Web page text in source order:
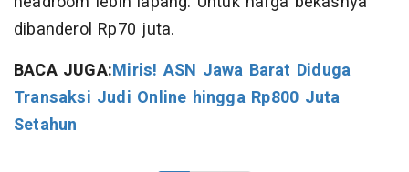
dibanderol Rp70 juta.
BACA JUGA:Miris! ASN Jawa Barat Diduga
Transaksi Judi Online hingga Rp800 Juta
Setahun